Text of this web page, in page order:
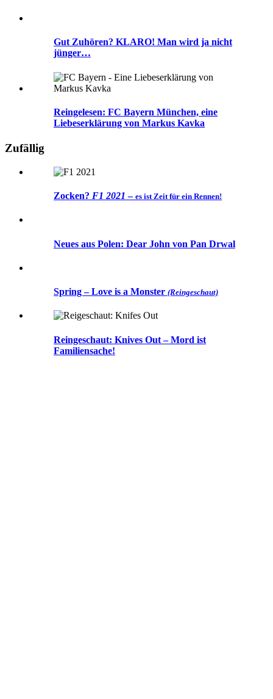
Gut Zuhören? KLARO! Man wird ja nicht
jünger…
Reingelesen: FC Bayern München, eine
Liebeserklärung von Markus Kavka
Zufällig
Zocken? F1 2021 – es ist Zeit für ein Rennen!
Neues aus Polen: Dear John von Pan Drwal
Spring – Love is a Monster (Reingeschaut)
Reingeschaut: Knives Out – Mord ist
Familiensache!